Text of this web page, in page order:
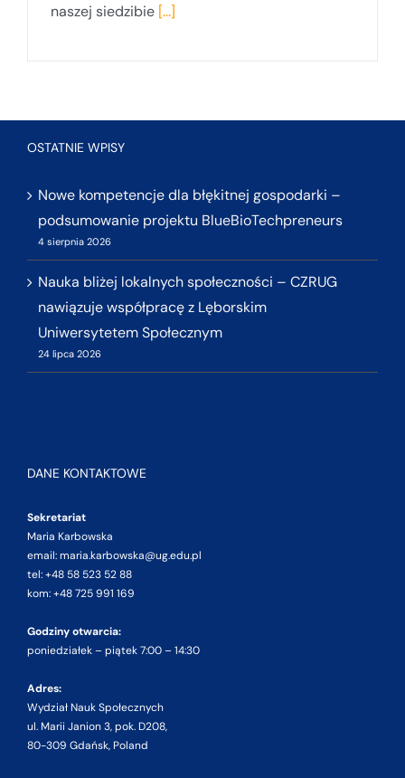
naszej siedzibie [...]
OSTATNIE WPISY
Nowe kompetencje dla błękitnej gospodarki –
podsumowanie projektu BlueBioTechpreneurs
4 sierpnia 2026
Nauka bliżej lokalnych społeczności – CZRUG
nawiązuje współpracę z Lęborskim
Uniwersytetem Społecznym
24 lipca 2026
DANE KONTAKTOWE
Sekretariat
Maria Karbowska
email: maria.karbowska@ug.edu.pl
tel: +48 58 523 52 88
kom: +48 725 991 169
Godziny otwarcia:
poniedziałek – piątek 7:00 – 14:30
Adres:
Wydział Nauk Społecznych
ul. Marii Janion 3, pok. D208,
80-309 Gdańsk, Poland